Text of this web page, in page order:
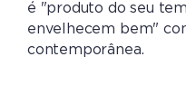
é "produto do seu
envelhecem bem"
contemporânea.